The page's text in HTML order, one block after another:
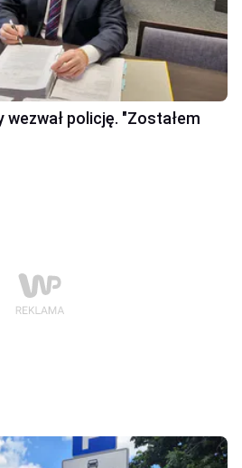
policję. "Zostałem